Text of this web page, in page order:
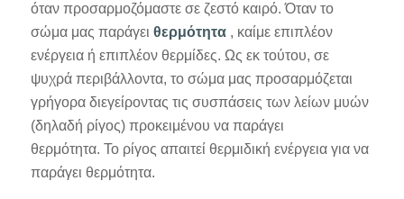
όταν προσαρμοζόμαστε σε ζεστό καιρό. Όταν το
σώμα μας παράγει θερμότητα, καίμε επιπλέον
ενέργεια ή επιπλέον θερμίδες. Ως εκ τούτου, σε
ψυχρά περιβάλλοντα, το σώμα μας προσαρμόζεται
γρήγορα διεγείροντας τις συσπάσεις των λείων μυών
(δηλαδή ρίγος) προκειμένου να παράγει
θερμότητα. Το ρίγος απαιτεί θερμιδική ενέργεια για να
παράγει θερμότητα.